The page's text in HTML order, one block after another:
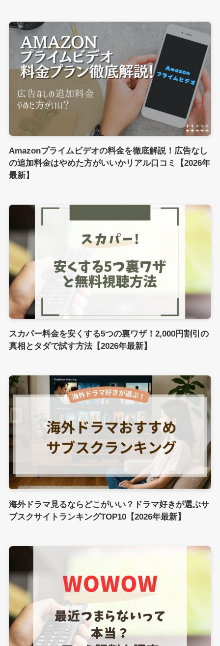
Amazonプライムビデオの料金を徹底解説！広告なし
の追加料金はやめた方がいいかリアル口コミ【2026年
最新】
スカパー料金を安くする5つの裏ワザ！2,000円割引の
真相とタダで試す方法【2026年最新】
海外ドラマ見るならどこがいい？ドラマ好きが選ぶサ
ブスクサイトランキングTOP10【2026年最新】